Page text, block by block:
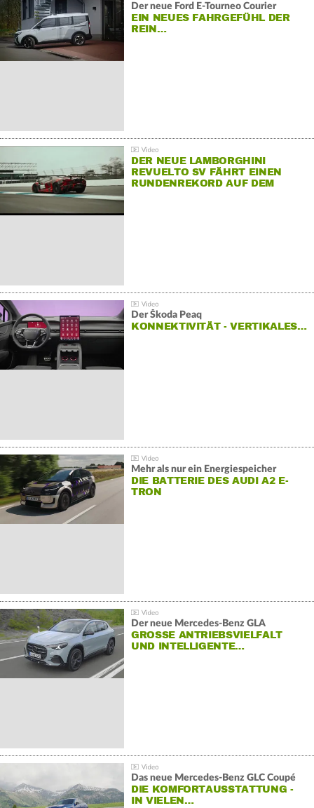
Der neue Ford E-Tourneo Courier
EIN NEUES FAHRGEFÜHL DER
REIN…
DER NEUE LAMBORGHINI
REVUELTO SV FÄHRT EINEN
RUNDENREKORD AUF DEM
Der Škoda Peaq
KONNEKTIVITÄT - VERTIKALES…
Mehr als nur ein Energiespeicher
DIE BATTERIE DES AUDI A2 E-
TRON
Der neue Mercedes-Benz GLA
GROSSE ANTRIEBSVIELFALT U
ND INTELLIGENTE…
Das neue Mercedes-Benz GLC Coupé
DIE KOMFORTAUSSTATTUNG -
IN VIELEN…